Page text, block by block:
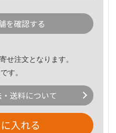
を確認する
せ注文となります。
す。
送料について
入れる